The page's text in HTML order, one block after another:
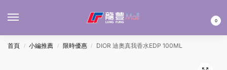
0
首頁 / 小編推薦 / 限時優惠 / DIOR 迪奧真我香水EDP 100ML